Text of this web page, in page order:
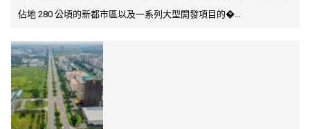
佔地 280 公頃的新都市區以及一系列大型開發項目的�...